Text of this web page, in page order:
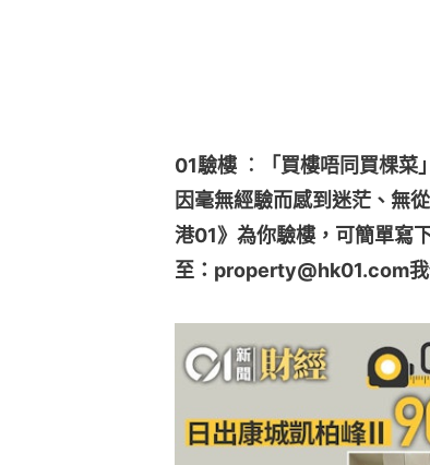
01驗樓 ︰「買樓唔同買棵菜
因毫無經驗而感到迷茫、無
港01》為你驗樓，可簡單寫
至：property@hk01.com我